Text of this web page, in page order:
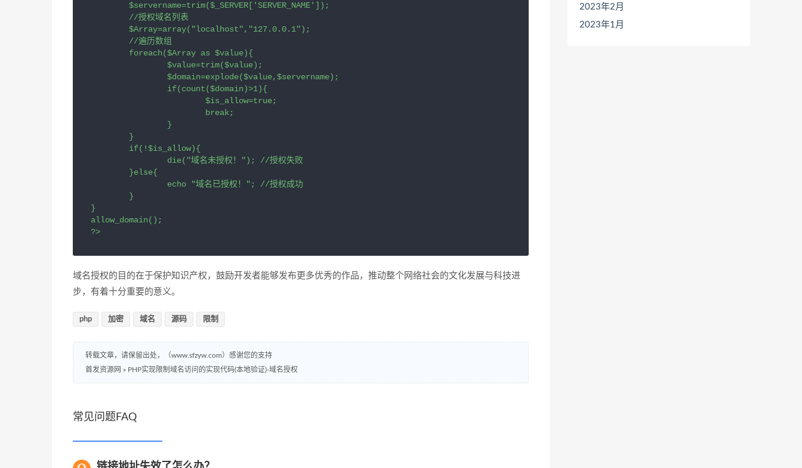
}
allow_domain();
?>
域名授权的目的在于保护知识产权，鼓励开发者能够发布更多优秀的作品，推动整个网络社会的文化发展与科技进
步，有着十分重要的意义。
php 加密 域名 源码 限制
转载文章，请保留出处，（www.sfzyw.com）感谢您的支持
首发资源网 » PHP实现限制域名访问的实现代码(本地验证)-域名授权
常见问题FAQ
2023年2月
2023年1月